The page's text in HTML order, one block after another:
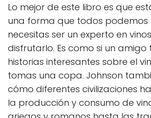
Lo mejor de este libro es que
una forma que todos podemos
necesitas ser un experto en
disfrutarlo. Es como si un
historias interesantes sobre el
tomas una copa. Johnson
cómo diferentes civilizaciones
la producción y consumo de